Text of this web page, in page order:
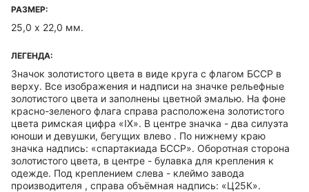
РАЗМЕР:
25,0 х 22,0 мм.
ЛЕГЕНДА:
Значок золотистого цвета в виде круга с флагом БССР в
верху. Все изображения и надписи на значке рельефные
золотистого цвета и заполнены цветной эмалью. На фоне
красно-зеленого флага справа расположена золотистого
цвета римская цифра «IX». В центре значка - два силуэта
юноши и девушки, бегущих влево . По нижнему краю
значка надпись: «спартакиада БССР». Оборотная сторона
золотистого цвета, в центре - булавка для крепления к
одежде. Под креплением слева - клеймо завода
производителя , справа объёмная надпись: «Ц25К».